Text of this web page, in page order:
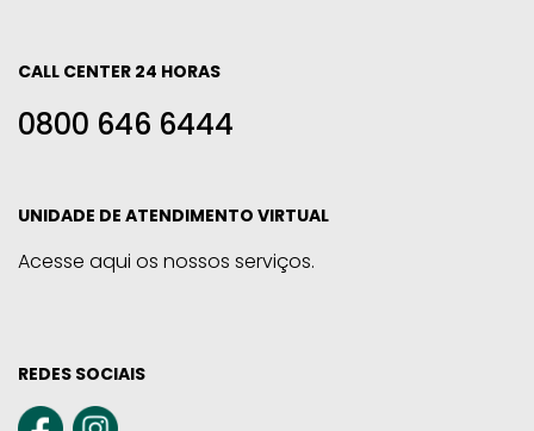
CALL CENTER 24 HORAS
0800 646 6444
UNIDADE DE ATENDIMENTO VIRTUAL
Acesse aqui os nossos serviços.
REDES SOCIAIS